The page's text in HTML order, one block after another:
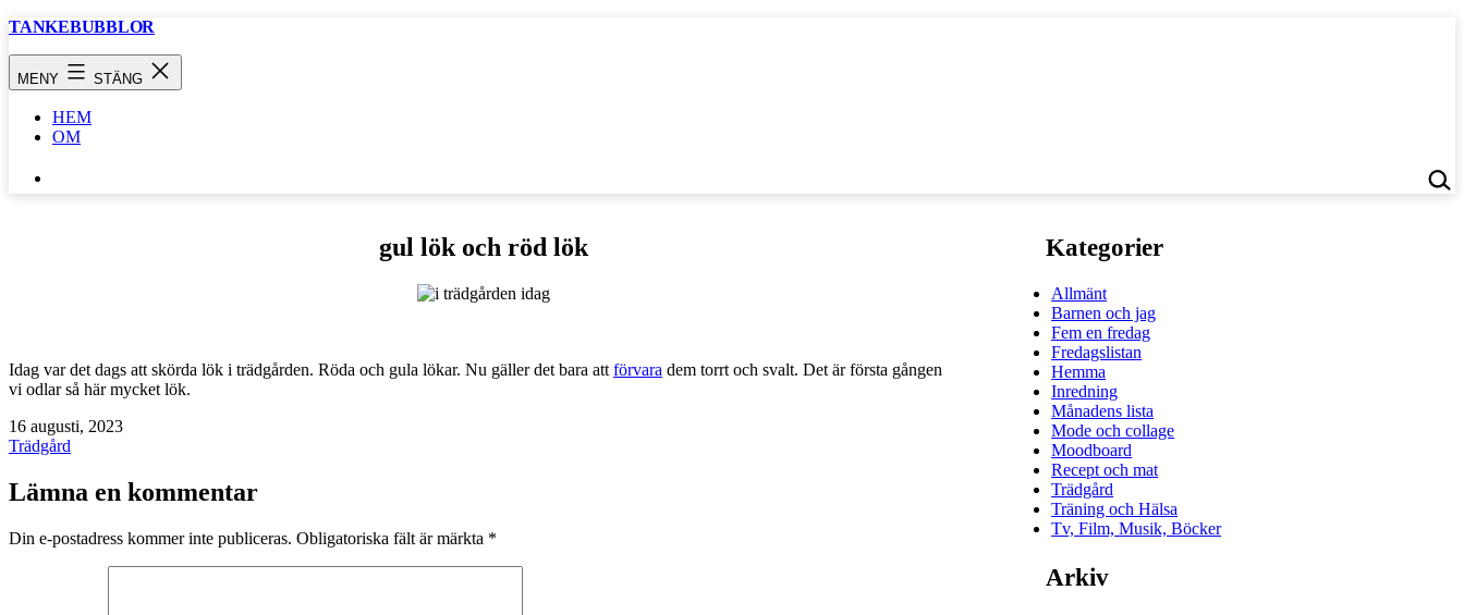
Hoppa
TANKEBUBBLOR
MENY STÄNG
HEM
OM
…
gul lök och röd lök
Idag var det dags att skörda lök i trädgården. Röda och gula lökar. Nu gäller det bara att förvara dem torrt och svalt. Det är första gången
vi odlar så här mycket lök.
Publicerat
den
16 augusti, 2023
Kategoriserat
Trädgård
Lämna en kommentar
Din e-postadress kommer inte publiceras. Obligatoriska fält är märkta *
Kategorier
Allmänt
Barnen och jag
Fem en fredag
Fredagslistan
Hemma
Inredning
Månadens lista
Mode och collage
Moodboard
Recept och mat
Trädgård
Träning och Hälsa
Tv, Film, Musik, Böcker
Arkiv